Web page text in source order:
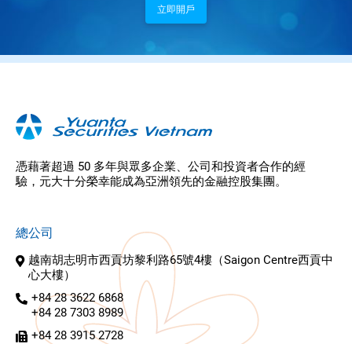
立即開戶
憑藉著超過 50 多年與眾多企業、公司和投資者合作的經
驗，元大十分榮幸能成為亞洲領先的金融控股集團。
總公司
越南胡志明市西貢坊黎利路65號4樓（Saigon Centre西貢中
心大樓）
+84 28 3622 6868
+84 28 7303 8989
+84 28 3915 2728